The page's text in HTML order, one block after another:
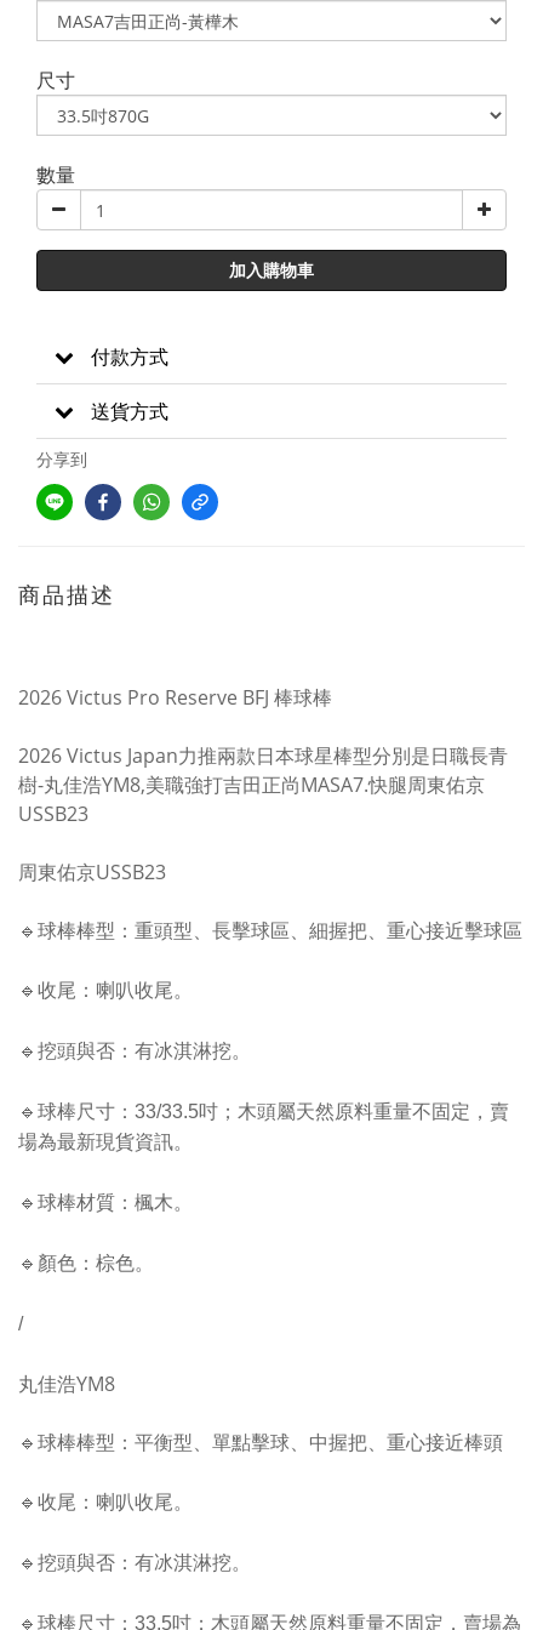
尺寸
數量
加入購物車
付款方式
送貨方式
分享到
商品描述
2026 Victus Pro Reserve BFJ 棒球棒
2026 Victus Japan力推兩款日本球星棒型分別是日職長青
樹-丸佳浩YM8,美職強打吉田正尚MASA7.快腿周東佑京
USSB23
周東佑京USSB23
🔹 球棒棒型：重頭型、長擊球區、細握把 、重心接近擊球區
🔹 收尾：喇叭收尾。
🔹 挖頭與否：有冰淇淋挖。
🔹 球棒尺寸：33/33.5吋；木頭屬天然原料重量不固定，賣
場為最新現貨資訊。
🔹 球棒材質：楓木。
🔹顏色 ：棕色。
/
丸佳浩YM8
🔹 球棒棒型：平衡型、單點擊球、中握把 、重心接近棒頭
🔹 收尾：喇叭收尾。
🔹 挖頭與否：有冰淇淋挖。
🔹 球棒尺寸：33.5吋；木頭屬天然原料重量不固定，賣場為